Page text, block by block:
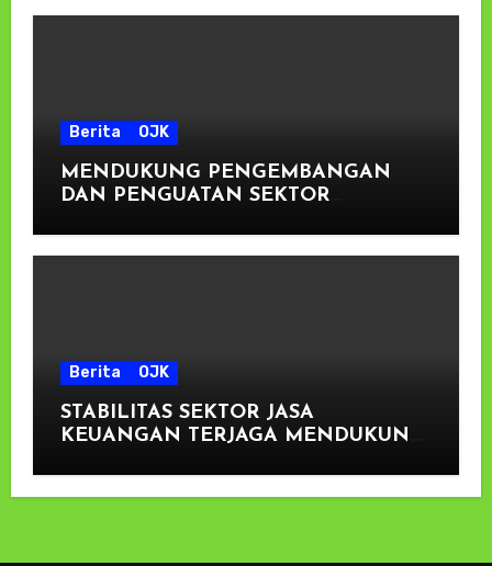
Berita OJK
MENDUKUNG PENGEMBANGAN
DAN PENGUATAN SEKTOR
Berita OJK
STABILITAS SEKTOR JASA
KEUANGAN TERJAGA MENDUKUNG